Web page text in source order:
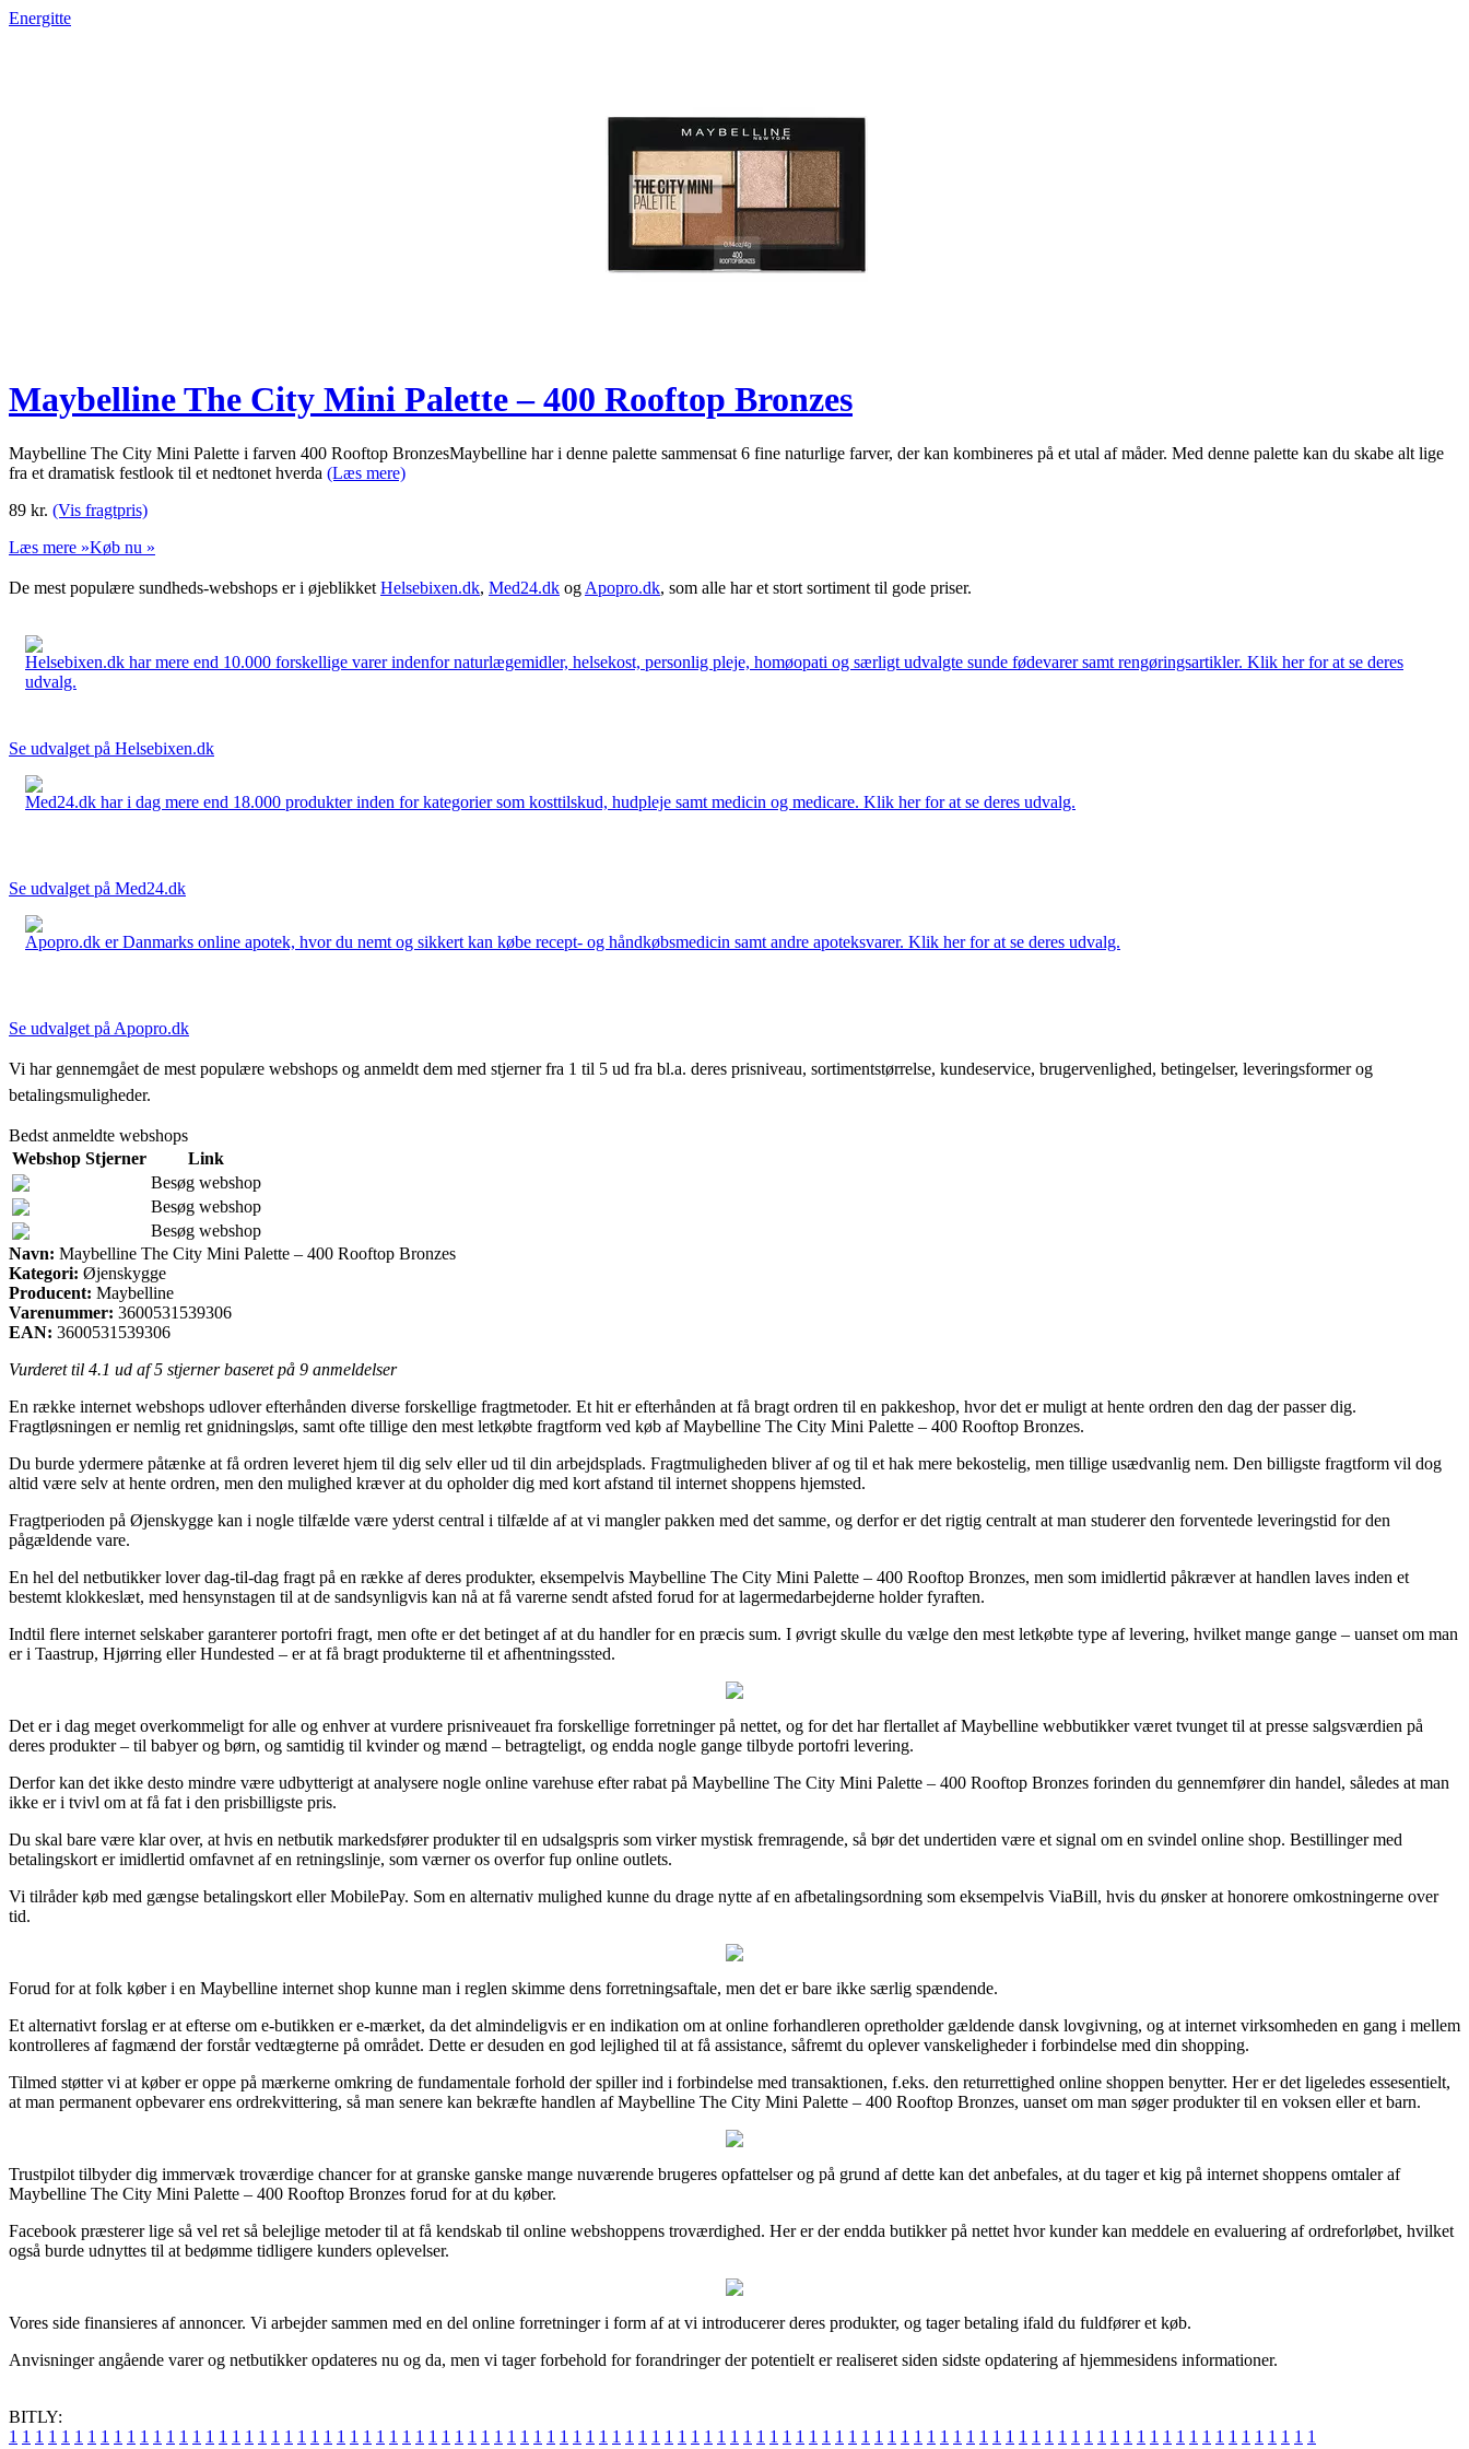
Energitte
Maybelline The City Mini Palette – 400 Rooftop Bronzes
Maybelline The City Mini Palette i farven 400 Rooftop BronzesMaybelline har i denne palette sammensat 6 fine naturlige farver, der kan kombineres på et utal af måder. Med denne palette kan du skabe alt lige
fra et dramatisk festlook til et nedtonet hverda (Læs mere)
89 kr. (Vis fragtpris)
Læs mere »Køb nu »
De mest populære sundheds-webshops er i øjeblikket Helsebixen.dk, Med24.dk og Apopro.dk, som alle har et stort sortiment til gode priser.
Helsebixen.dk har mere end 10.000 forskellige varer indenfor naturlægemidler, helsekost, personlig pleje, homøopati og særligt udvalgte sunde fødevarer samt rengøringsartikler. Klik her for at se deres
udvalg.
Se udvalget på Helsebixen.dk
Med24.dk har i dag mere end 18.000 produkter inden for kategorier som kosttilskud, hudpleje samt medicin og medicare. Klik her for at se deres udvalg.
Se udvalget på Med24.dk
Apopro.dk er Danmarks online apotek, hvor du nemt og sikkert kan købe recept- og håndkøbsmedicin samt andre apoteksvarer. Klik her for at se deres udvalg.
Se udvalget på Apopro.dk
Vi har gennemgået de mest populære webshops og anmeldt dem med stjerner fra 1 til 5 ud fra bl.a. deres prisniveau, sortimentstørrelse, kundeservice, brugervenlighed, betingelser, leveringsformer og
betalingsmuligheder.
Bedst anmeldte webshops
Webshop Stjerner
Link
Besøg webshop
Besøg webshop
Besøg webshop
Navn: Maybelline The City Mini Palette – 400 Rooftop Bronzes
Kategori: Øjenskygge
Producent: Maybelline
Varenummer: 3600531539306
EAN: 3600531539306
Vurderet til 4.1 ud af 5 stjerner baseret på 9 anmeldelser
En række internet webshops udlover efterhånden diverse forskellige fragtmetoder. Et hit er efterhånden at få bragt ordren til en pakkeshop, hvor det er muligt at hente ordren den dag der passer dig.
Fragtløsningen er nemlig ret gnidningsløs, samt ofte tillige den mest letkøbte fragtform ved køb af Maybelline The City Mini Palette – 400 Rooftop Bronzes.
Du burde ydermere påtænke at få ordren leveret hjem til dig selv eller ud til din arbejdsplads. Fragtmuligheden bliver af og til et hak mere bekostelig, men tillige usædvanlig nem. Den billigste fragtform vil dog
altid være selv at hente ordren, men den mulighed kræver at du opholder dig med kort afstand til internet shoppens hjemsted.
Fragtperioden på Øjenskygge kan i nogle tilfælde være yderst central i tilfælde af at vi mangler pakken med det samme, og derfor er det rigtig centralt at man studerer den forventede leveringstid for den
pågældende vare.
En hel del netbutikker lover dag-til-dag fragt på en række af deres produkter, eksempelvis Maybelline The City Mini Palette – 400 Rooftop Bronzes, men som imidlertid påkræver at handlen laves inden et
bestemt klokkeslæt, med hensynstagen til at de sandsynligvis kan nå at få varerne sendt afsted forud for at lagermedarbejderne holder fyraften.
Indtil flere internet selskaber garanterer portofri fragt, men ofte er det betinget af at du handler for en præcis sum. I øvrigt skulle du vælge den mest letkøbte type af levering, hvilket mange gange – uanset om man
er i Taastrup, Hjørring eller Hundested – er at få bragt produkterne til et afhentningssted.
Det er i dag meget overkommeligt for alle og enhver at vurdere prisniveauet fra forskellige forretninger på nettet, og for det har flertallet af Maybelline webbutikker været tvunget til at presse salgsværdien på
deres produkter – til babyer og børn, og samtidig til kvinder og mænd – betragteligt, og endda nogle gange tilbyde portofri levering.
Derfor kan det ikke desto mindre være udbytterigt at analysere nogle online varehuse efter rabat på Maybelline The City Mini Palette – 400 Rooftop Bronzes forinden du gennemfører din handel, således at man
ikke er i tvivl om at få fat i den prisbilligste pris.
Du skal bare være klar over, at hvis en netbutik markedsfører produkter til en udsalgspris som virker mystisk fremragende, så bør det undertiden være et signal om en svindel online shop. Bestillinger med
betalingskort er imidlertid omfavnet af en retningslinje, som værner os overfor fup online outlets.
Vi tilråder køb med gængse betalingskort eller MobilePay. Som en alternativ mulighed kunne du drage nytte af en afbetalingsordning som eksempelvis ViaBill, hvis du ønsker at honorere omkostningerne over
tid.
Forud for at folk køber i en Maybelline internet shop kunne man i reglen skimme dens forretningsaftale, men det er bare ikke særlig spændende.
Et alternativt forslag er at efterse om e-butikken er e-mærket, da det almindeligvis er en indikation om at online forhandleren opretholder gældende dansk lovgivning, og at internet virksomheden en gang i mellem
kontrolleres af fagmænd der forstår vedtægterne på området. Dette er desuden en god lejlighed til at få assistance, såfremt du oplever vanskeligheder i forbindelse med din shopping.
Tilmed støtter vi at køber er oppe på mærkerne omkring de fundamentale forhold der spiller ind i forbindelse med transaktionen, f.eks. den returrettighed online shoppen benytter. Her er det ligeledes essesentielt,
at man permanent opbevarer ens ordrekvittering, så man senere kan bekræfte handlen af Maybelline The City Mini Palette – 400 Rooftop Bronzes, uanset om man søger produkter til en voksen eller et barn.
Trustpilot tilbyder dig immervæk troværdige chancer for at granske ganske mange nuværende brugeres opfattelser og på grund af dette kan det anbefales, at du tager et kig på internet shoppens omtaler af
Maybelline The City Mini Palette – 400 Rooftop Bronzes forud for at du køber.
Facebook præsterer lige så vel ret så belejlige metoder til at få kendskab til online webshoppens troværdighed. Her er der endda butikker på nettet hvor kunder kan meddele en evaluering af ordreforløbet, hvilket
også burde udnyttes til at bedømme tidligere kunders oplevelser.
Vores side finansieres af annoncer. Vi arbejder sammen med en del online forretninger i form af at vi introducerer deres produkter, og tager betaling ifald du fuldfører et køb.
Anvisninger angående varer og netbutikker opdateres nu og da, men vi tager forbehold for forandringer der potentielt er realiseret siden sidste opdatering af hjemmesidens informationer.
BITLY:
1 1 1 1 1 1 1 1 1 1 1 1 1 1 1 1 1 1 1 1 1 1 1 1 1 1 1 1 1 1 1 1 1 1 1 1 1 1 1 1 1 1 1 1 1 1 1 1 1 1 1 1 1 1 1 1 1 1 1 1 1 1 1 1 1 1 1 1 1 1 1 1 1 1 1 1 1 1 1 1 1 1 1 1 1 1 1 1 1 1 1 1 1 1 1 1 1 1 1 1